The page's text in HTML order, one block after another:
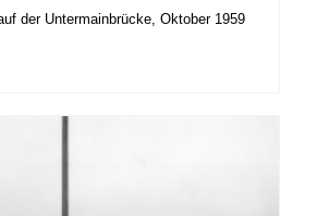
der Untermainbrücke, Oktober 1959